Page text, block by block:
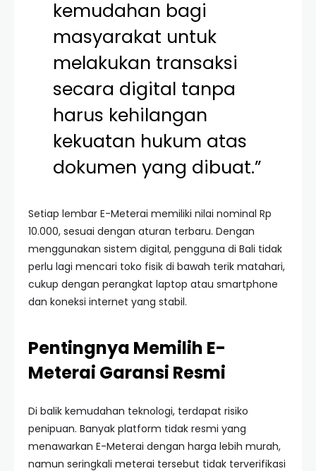
kemudahan bagi
masyarakat untuk
melakukan transaksi
secara digital tanpa
harus kehilangan
kekuatan hukum atas
dokumen yang dibuat.”
Setiap lembar E-Meterai memiliki nilai nominal Rp
10.000, sesuai dengan aturan terbaru. Dengan
menggunakan sistem digital, pengguna di Bali tidak
perlu lagi mencari toko fisik di bawah terik matahari,
cukup dengan perangkat laptop atau smartphone
dan koneksi internet yang stabil.
Pentingnya Memilih E-
Meterai Garansi Resmi
Di balik kemudahan teknologi, terdapat risiko
penipuan. Banyak platform tidak resmi yang
menawarkan E-Meterai dengan harga lebih murah,
namun seringkali meterai tersebut tidak terverifikasi